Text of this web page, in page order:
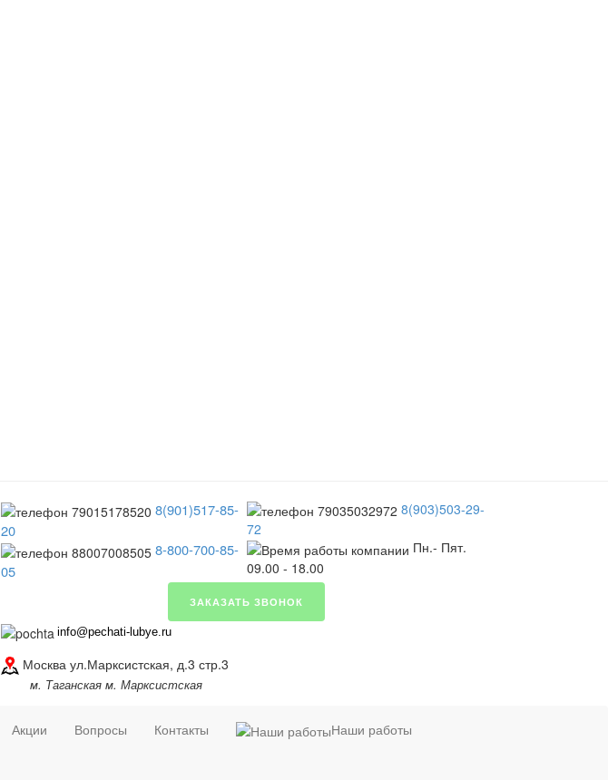
8(901)517-85-
20
8-800-700-85-
05
8(903)503-29-
72
Пн.- Пят.
09.00 - 18.00
ЗАКАЗАТЬ ЗВОНОК
info@pechati-lubye.ru
Москва ул.Марксистская, д.3 стр.3
м. Таганская м. Марксистская
Акции Вопросы Контакты Наши работы